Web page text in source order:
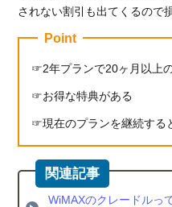
されない割引も出てくるので
Point
2年プランで20ヶ月以上
お得な特典がある
現在のプランを継続する
WiMAXのクレードルっ